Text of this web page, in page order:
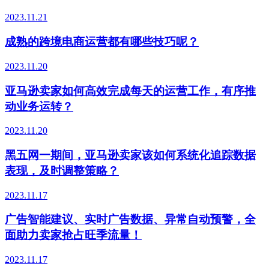
2023.11.21
成熟的跨境电商运营都有哪些技巧呢？
2023.11.20
亚马逊卖家如何高效完成每天的运营工作，有序推
动业务运转？
2023.11.20
黑五网一期间，亚马逊卖家该如何系统化追踪数据
表现，及时调整策略？
2023.11.17
广告智能建议、实时广告数据、异常自动预警，全
面助力卖家抢占旺季流量！
2023.11.17